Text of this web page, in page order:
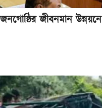
জীবনমান উন্নয়নে